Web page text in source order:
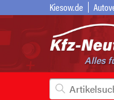
Kiesow.de
Alles